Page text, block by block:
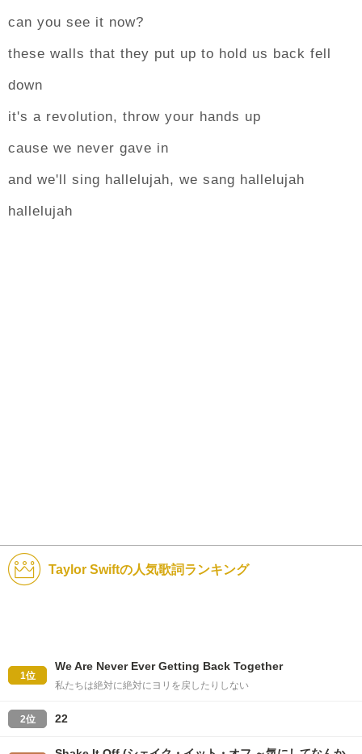
can you see it now?
these walls that they put up to hold us back fell
down
it's a revolution, throw your hands up
cause we never gave in
and we'll sing hallelujah, we sang hallelujah
hallelujah
Taylor Swiftの人気歌詞ランキング
1位
We Are Never Ever Getting Back Together
私たちは絶対に絶対にヨリを戻したりしない
2位 22